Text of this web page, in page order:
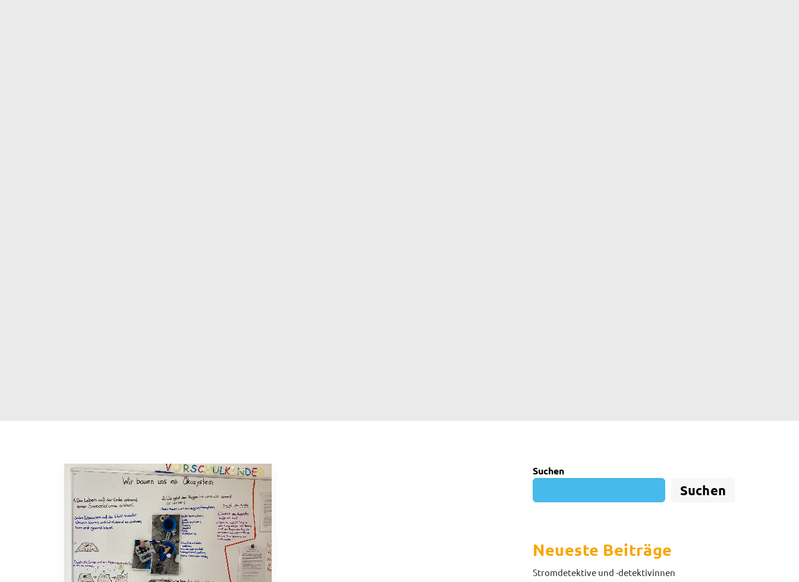
Suchen
Suchen
Neueste Beiträge
Stromdetektive und -detektivinnen